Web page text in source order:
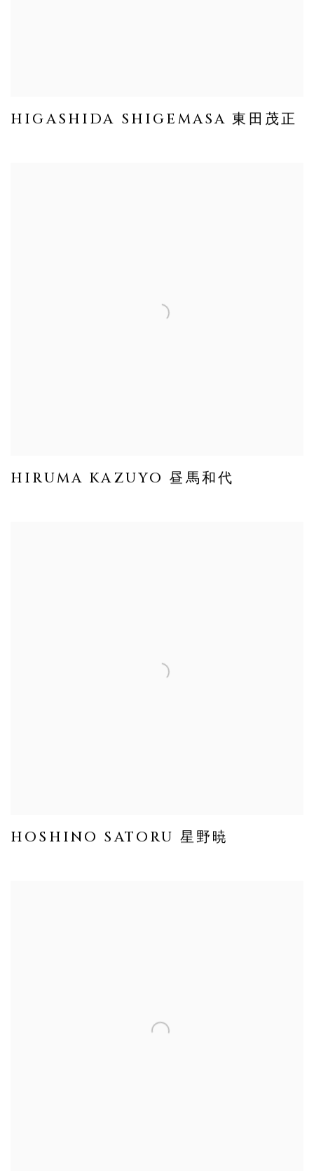
HIGASHIDA SHIGEMASA 東田茂正
HIRUMA KAZUYO 昼馬和代
HOSHINO SATORU 星野暁